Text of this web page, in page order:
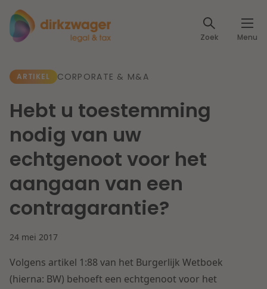
Zoek Menu
Expertises
Fiscaal
Arbeid & Pensioen
IT & Privacy
IE & Innovatie
Herstructurering & Insolventie
Lees meer
Dichtbij een toekomstbestendige zorg
Artikelen
Klantcases
Events
Specialisten
Over ons
Internationale partners
Werken bij
Contact
ARTIKEL CORPORATE & M&A
Hebt u toestemming
nodig van uw
echtgenoot voor het
aangaan van een
contragarantie?
24 mei 2017
Volgens artikel 1:88 van het Burgerlijk Wetboek
(hierna: BW) behoeft een echtgenoot voor het